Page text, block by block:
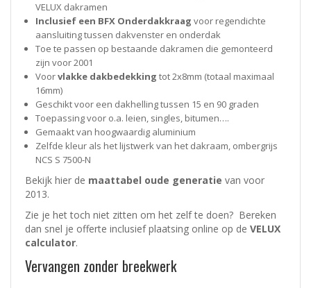
VELUX dakramen
Inclusief een BFX Onderdakkraag voor regendichte
aansluiting tussen dakvenster en onderdak
Toe te passen op bestaande dakramen die gemonteerd
zijn voor 2001
Voorvlakke dakbedekking tot 2x8mm (totaal maximaal
16mm)
Geschikt voor een dakhelling tussen 15 en 90 graden
Toepassing voor o.a. leien, singles, bitumen….
Gemaakt van hoogwaardig aluminium
Zelfde kleur als het lijstwerk van het dakraam, ombergrijs
NCS S 7500-N
Bekijk hier de maattabel oude generatie van voor
2013.
Zie je het toch niet zitten om het zelf te doen? Bereken
dan snel je offerte inclusief plaatsing online op de VELUX
calculator.
Vervangen zonder breekwerk